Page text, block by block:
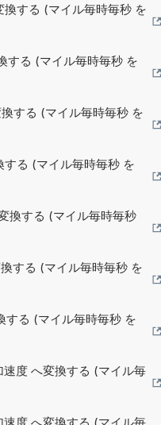
する (マイル毎時毎秒 を
する (マイル毎時毎秒 を
する (マイル毎時毎秒 を
る (マイル毎時毎秒 を
換する (マイル毎時毎秒
する (マイル毎時毎秒 を
る (マイル毎時毎秒 を
度 へ変換する (マイル毎
度 へ変換する (マイル毎